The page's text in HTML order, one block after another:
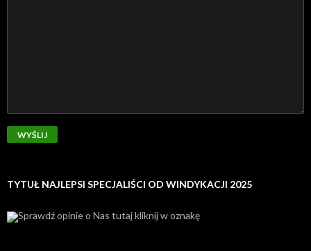
TYTUŁ NAJLEPSI SPECJALIŚCI OD WINDYKACJI 2025
Sprawdź opinie o Nas tutaj kliknij w oznakę